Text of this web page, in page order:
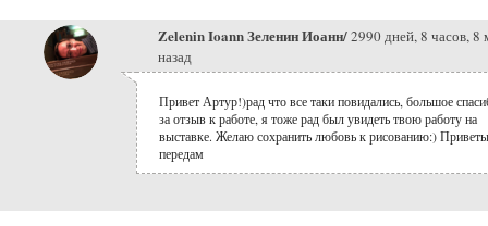
Zelenin Ioann Зеленин Иоанн/2990 дней, 8 часов, 8
назад
Привет Артур!)рад что все таки повидались, большое
за отзыв к работе, я тоже рад был увидеть твою работу на
выставке. Желаю сохранить любовь к рисованию:) Приветы
передам